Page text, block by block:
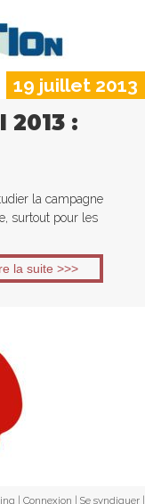
19 juillet 2013
2013 :
la campagne
surtout pour les
la suite >>>
| Connexion Se syndiquer|